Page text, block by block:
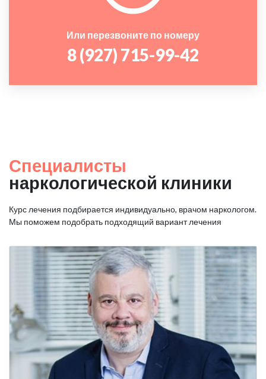
Или перезвоните по номеру
8 (927) 715-99-42
Специалисты
наркологической клиники
Курс лечения подбирается индивидуально, врачом наркологом.
Мы поможем подобрать подходящий вариант лечения